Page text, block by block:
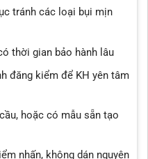
tránh các loại bụi mịn
thời gian bảo hành lâu
đăng kiểm để KH yên tâm
hoặc có mẫu sẵn tạo
nhấn, không dán nguyên